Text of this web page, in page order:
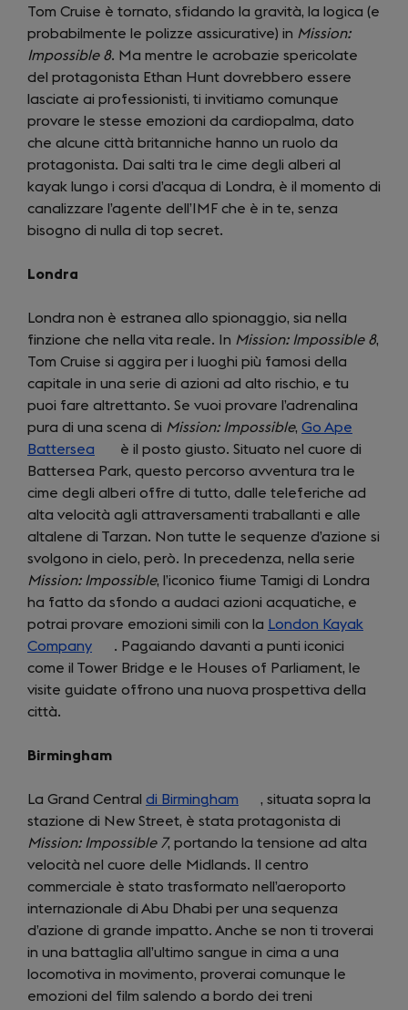
Tom Cruise è tornato, sfidando la gravità, la logica (e
probabilmente le polizze assicurative) in Mission:
Impossible 8. Ma mentre le acrobazie spericolate
del protagonista Ethan Hunt dovrebbero essere
lasciate ai professionisti, ti invitiamo comunque
provare le stesse emozioni da cardiopalma, dato
che alcune città britanniche hanno un ruolo da
protagonista. Dai salti tra le cime degli alberi al
kayak lungo i corsi d’acqua di Londra, è il momento di
canalizzare l’agente dell’IMF che è in te, senza
bisogno di nulla di top secret.
Londra
Londra non è estranea allo spionaggio, sia nella
finzione che nella vita reale. In Mission: Impossible 8,
Tom Cruise si aggira per i luoghi più famosi della
capitale in una serie di azioni ad alto rischio, e tu
puoi fare altrettanto. Se vuoi provare l’adrenalina
pura di una scena di Mission: Impossible, Go Ape
Battersea (opens
in
a
new
tab)
è il posto giusto. Situato nel cuore di
Battersea Park, questo percorso avventura tra le
cime degli alberi offre di tutto, dalle teleferiche ad
alta velocità agli attraversamenti traballanti e alle
altalene di Tarzan. Non tutte le sequenze d’azione si
svolgono in cielo, però. In precedenza, nella serie
Mission: Impossible, l’iconico fiume Tamigi di Londra
ha fatto da sfondo a audaci azioni acquatiche, e
potrai provare emozioni simili con la London Kayak
Company (opens
in
a
. Pagaiando davanti a punti iconici
come il Tower Bridge e le Houses of Parliament, le
visite guidate offrono una nuova prospettiva della
città.
Birmingham
La Grand Central di Birmingham (opens
in
a
new
tab)
, situata sopra la
stazione di New Street, è stata protagonista di
Mission: Impossible 7, portando la tensione ad alta
velocità nel cuore delle Midlands. Il centro
commerciale è stato trasformato nell’aeroporto
internazionale di Abu Dhabi per una sequenza
d’azione di grande impatto. Anche se non ti troverai
in una battaglia all’ultimo sangue in cima a una
locomotiva in movimento, proverai comunque le
emozioni del film salendo a bordo dei treni